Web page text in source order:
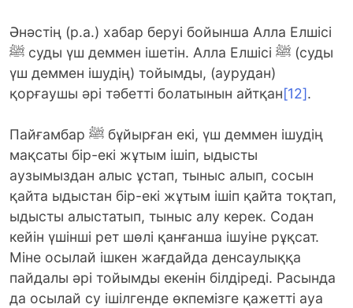
Әнәстің (р.а.) хабар беруі бойынша Алла Елшісі
ﷺ суды үш деммен ішетін. Алла Елшісі ﷺ (суды
үш деммен ішудің) тойымды, (аурудан)
қорғаушы әрі тәбетті болатынын айтқан[12].
Пайғамбар ﷺ бұйырған екі, үш деммен ішудің
мақсаты бір-екі жұтым ішіп, ыдысты
аузымыздан алыс ұстап, тыныс алып, сосын
қайта ыдыстан бір-екі жұтым ішіп қайта тоқтап,
ыдысты алыстатып, тыныс алу керек. Содан
кейін үшінші рет шөлі қанғанша ішуіне рұқсат.
Міне осылай ішкен жағдайда денсаулыққа
пайдалы әрі тойымды екенін білдіреді. Расында
да осылай су ішілгенде өкпемізге қажетті ауа